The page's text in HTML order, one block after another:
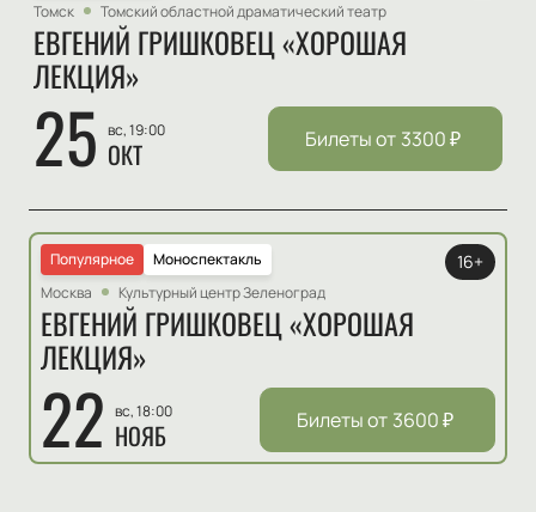
Томск
Томский областной драматический театр
ЕВГЕНИЙ ГРИШКОВЕЦ «ХОРОШАЯ
ЛЕКЦИЯ»
25 вс, 19:00
ОКТ Билеты от 3300₽
Моноспектакль
Популярное
Москва
Культурный центр Зеленоград
ЕВГЕНИЙ ГРИШКОВЕЦ «ХОРОШАЯ
ЛЕКЦИЯ»
22 вс, 18:00
НОЯБ
16+
Билеты от 3600₽